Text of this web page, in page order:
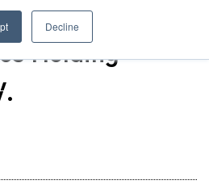
Decline
サービス
お客様事例Holding